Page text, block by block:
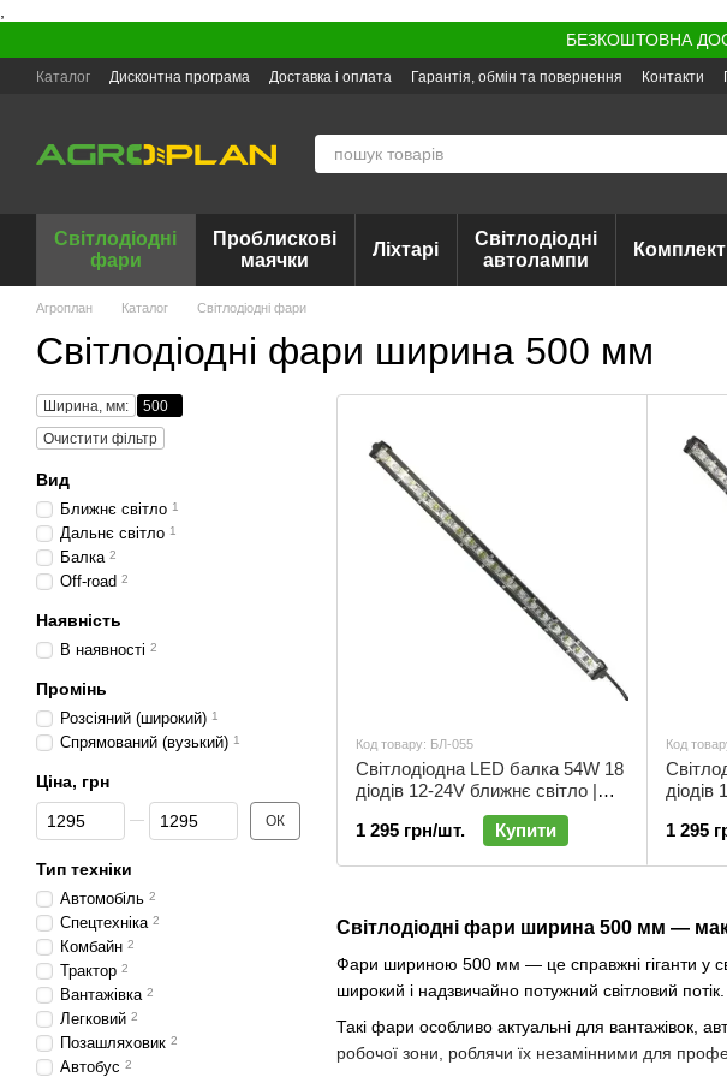
БЕЗКОШТОВНА
Каталог Дисконтна програма Доставка і оплата Гарантія, обмін та повернення Контакти
Світлодіодні
фари
Проблискові
маячки
Ліхтарі
Світлодіодні
автолампи
Агроплан Каталог Світлодіодні фари
Світлодіодні фари ширина 500 мм
Світлодіодні фари ширина 500 мм —
Фари шириною 500 мм — це справжні гіганти у
широкий і надзвичайно потужний світловий
Такі фари особливо актуальні для вантажівок,
робочої зони, роблячи їх незамінними для
Код товару: БЛ-055
Cвітлодіодна LED балка 54W 18
діодів 12-24V ближнє світло |
1 295 грн/шт.
Купити
Код
діодів
1 295
Ширина, мм:
500
Очистити фільтр
Вид
Ближнє світло 1
Дальнє світло 1
Балка 2
Off-road 2
Наявність
В наявності 2
Промінь
Розсіяний (широкий) 1
Спрямований (вузький) 1
Ціна, грн
Від Ціна, грн
До Ціна, грн ОК
Тип техніки
Автомобіль 2
Спецтехніка 2
Комбайн 2
Трактор 2
Вантажівка 2
Легковий 2
Позашляховик 2
Автобус 2